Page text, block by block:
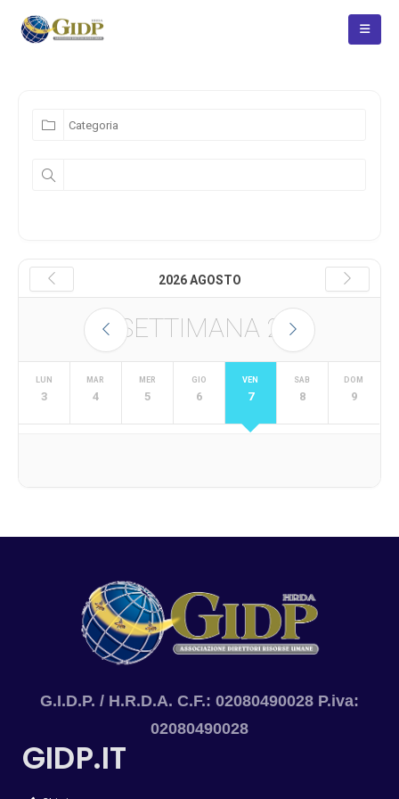
2026 AGOSTO
SETTIMANA 2
LUN
3
MAR
4
MER
5
GIO
6
VEN
7
SAB
8
DOM
9
G.I.D.P. / H.R.D.A. C.F.: 02080490028 P.iva:
02080490028
GIDP.IT